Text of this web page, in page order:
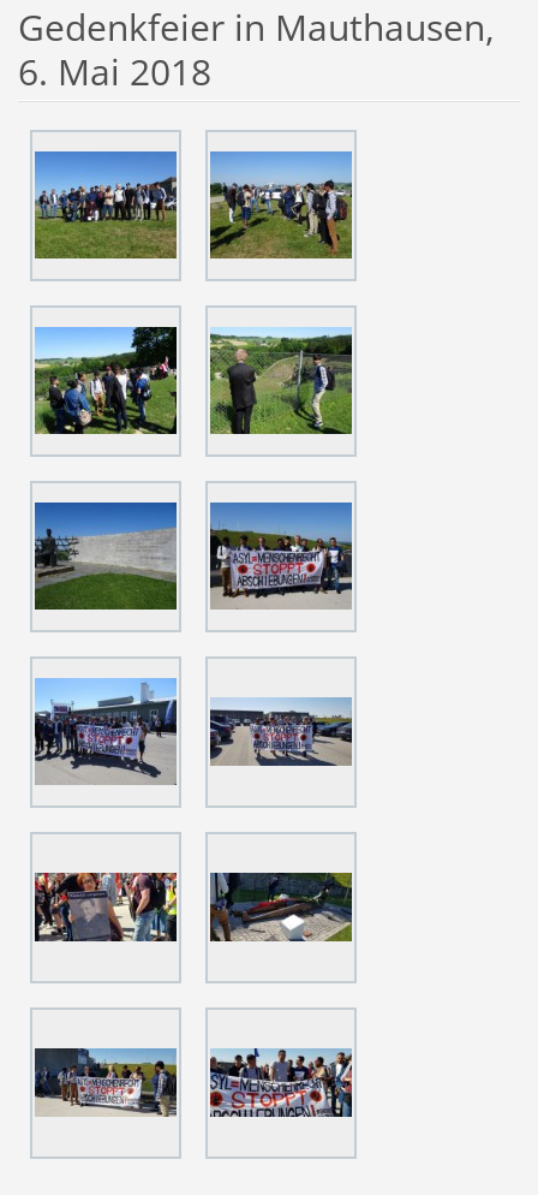
Gedenkfeier in Mauthausen,
6. Mai 2018